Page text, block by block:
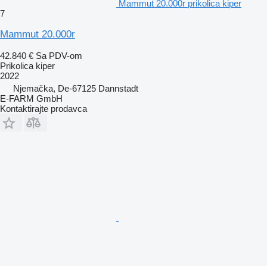
Mammut 20.000r prikolica kiper
7
Mammut 20.000r
42.840 € Sa PDV-om
Prikolica kiper
2022
Njemačka, De-67125 Dannstadt
E-FARM GmbH
Kontaktirajte prodavca